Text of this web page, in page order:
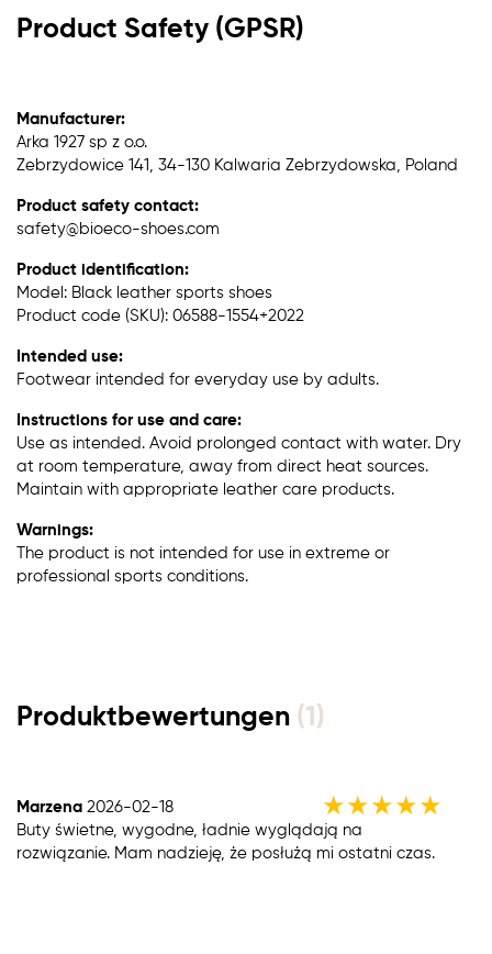
Product Safety (GPSR)
Manufacturer:
Arka 1927 sp z o.o.
Zebrzydowice 141, 34-130 Kalwaria Zebrzydowska, Poland
Product safety contact:
safety@bioeco-shoes.com
Product identification:
Model: Black leather sports shoes
Product code (SKU): 06588-1554+2022
Intended use:
Footwear intended for everyday use by adults.
Instructions for use and care:
Use as intended. Avoid prolonged contact with water. Dry
at room temperature, away from direct heat sources.
Maintain with appropriate leather care products.
Warnings:
The product is not intended for use in extreme or
professional sports conditions.
Produktbewertungen (1)
Marzena 2026-02-18 ★★★★★
Buty świetne, wygodne, ładnie wyglądają na
rozwiązanie. Mam nadzieję, że posłużą mi ostatni czas.